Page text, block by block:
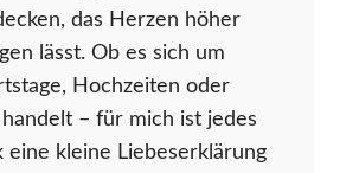
das Herzen höher
lässt. Ob es sich um
Hochzeiten oder
– für mich ist jedes
eine kleine Liebeserklärung